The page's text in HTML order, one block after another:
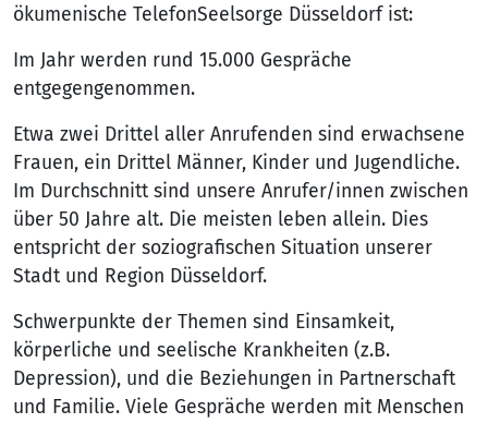
ökumenische TelefonSeelsorge Düsseldorf ist:
Im Jahr werden rund 15.000 Gespräche
entgegengenommen.
Etwa zwei Drittel aller Anrufenden sind erwachsene
Frauen, ein Drittel Männer, Kinder und Jugendliche.
Im Durchschnitt sind unsere Anrufer/innen zwischen
über 50 Jahre alt. Die meisten leben allein. Dies
entspricht der soziografischen Situation unserer
Stadt und Region Düsseldorf.
Schwerpunkte der Themen sind Einsamkeit,
körperliche und seelische Krankheiten (z.B.
Depression), und die Beziehungen in Partnerschaft
und Familie. Viele Gespräche werden mit Menschen